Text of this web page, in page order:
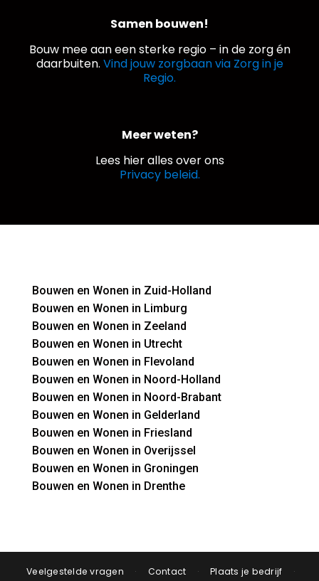
Samen bouwen!
Bouw mee aan een sterke regio – in de zorg én
daarbuiten. Vind jouw zorgbaan via Zorg in je
Regio.
Meer weten?
Lees hier alles over ons
Privacy beleid.
Bouwen en Wonen in Zuid-Holland
Bouwen en Wonen in Limburg
Bouwen en Wonen in Zeeland
Bouwen en Wonen in Utrecht
Bouwen en Wonen in Flevoland
Bouwen en Wonen in Noord-Holland
Bouwen en Wonen in Noord-Brabant
Bouwen en Wonen in Gelderland
Bouwen en Wonen in Friesland
Bouwen en Wonen in Overijssel
Bouwen en Wonen in Groningen
Bouwen en Wonen in Drenthe
Veelgestelde vragen · Contact · Plaats je bedrijf
·